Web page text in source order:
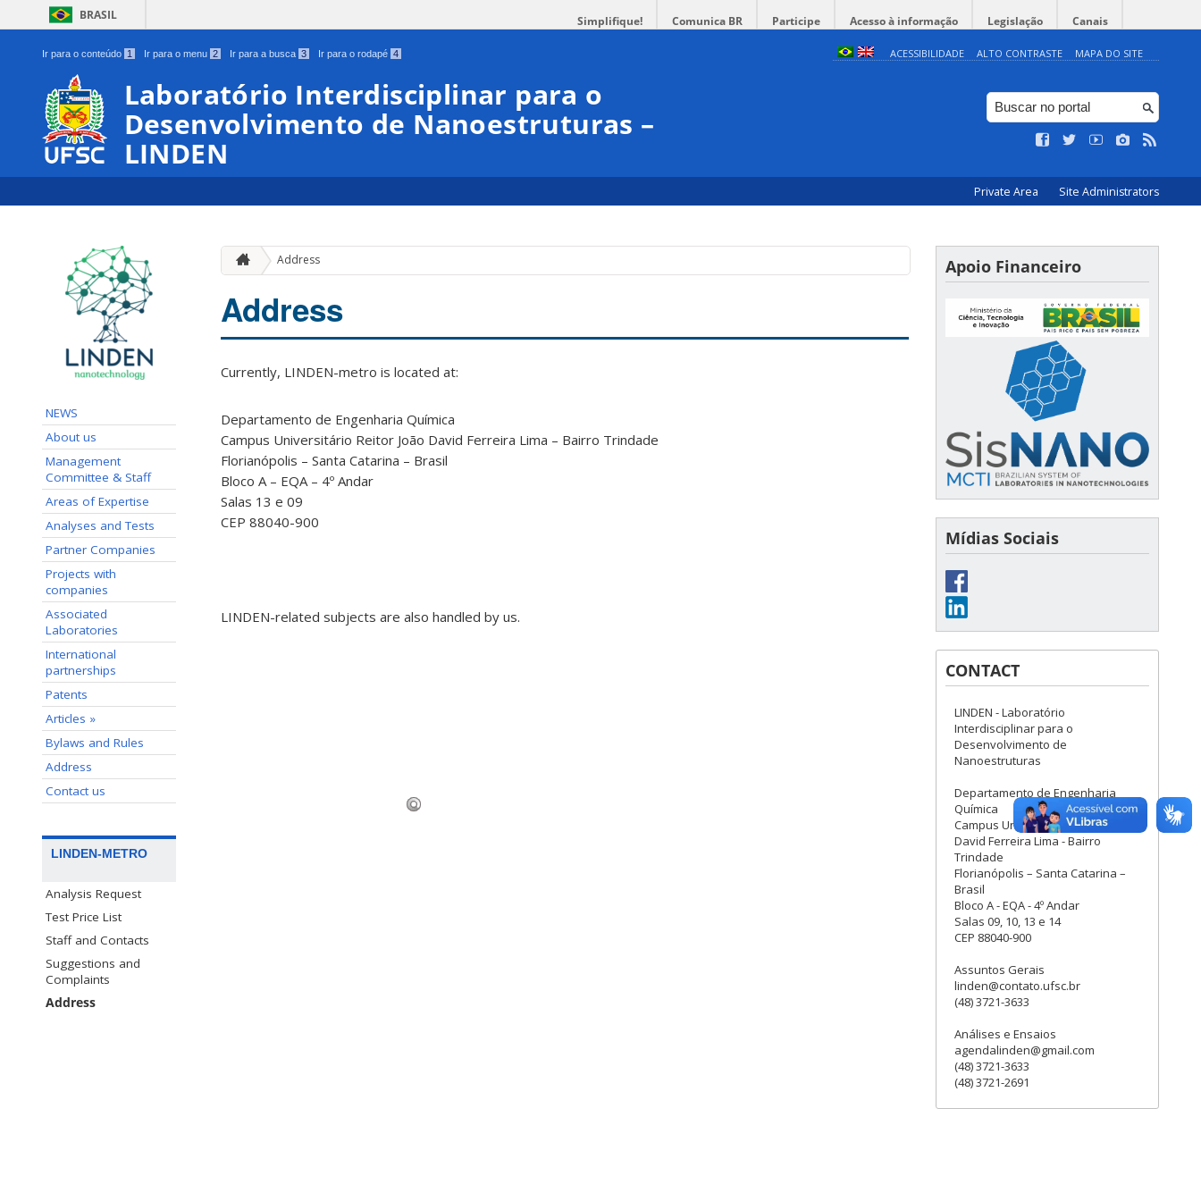
BRASIL Simplifique! Comunica BR Participe Acesso à informação Legislação Canais
Ir para o conteúdo 1 Ir para o menu 2 Ir para a busca 3 Ir para o rodapé 4 ACESSIBILIDADE ALTO CONTRASTE MAPA DO SITE
Laboratório Interdisciplinar para o
Desenvolvimento de Nanoestruturas –
LINDEN
Private Area Site Administrators
NEWS
About us
Management
Committee & Staff
Areas of Expertise
Analyses and Tests
Partner Companies
Projects with
companies
Associated
Laboratories
International
partnerships
Patents
Articles »
Bylaws and Rules
Address
Contact us
LINDEN-METRO
Analysis Request
Test Price List
Staff and Contacts
Suggestions and
Complaints
Address
Address
Address
Currently, LINDEN-metro is located at:
Departamento de Engenharia Química
Campus Universitário Reitor João David Ferreira Lima – Bairro Trindade
Florianópolis – Santa Catarina – Brasil
Bloco A – EQA – 4º Andar
Salas 13 e 09
CEP 88040-900
LINDEN-related subjects are also handled by us.
Apoio Financeiro
Mídias Sociais
CONTACT
LINDEN - Laboratório
Interdisciplinar para o
Desenvolvimento de
Nanoestruturas
Departamento de Engenharia
Química
Campus Universitário Reitor João
David Ferreira Lima - Bairro
Trindade
Florianópolis – Santa Catarina –
Brasil
Bloco A - EQA - 4º Andar
Salas 09, 10, 13 e 14
CEP 88040-900
Assuntos Gerais
linden@contato.ufsc.br
(48) 3721-3633
Análises e Ensaios
agendalinden@gmail.com
(48) 3721-3633
(48) 3721-2691